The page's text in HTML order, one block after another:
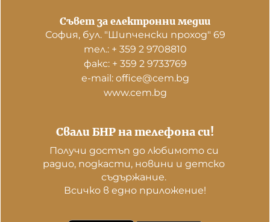
Свали БНР на телефона си!
Получи достъп до любимото си
радио, подкасти, новини и детско
съдържание.
Всичко в едно приложение!
Съвет за електронни медии
София, бул. "Шипченски проход" 69
тел.: + 359 2 9708810
факс: + 359 2 9733769
е-mail: office@cem.bg
www.cem.bg